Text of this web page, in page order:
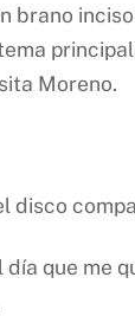
brano
Moreno.
disco
día que me